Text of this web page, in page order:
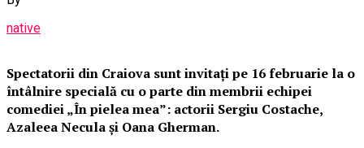
native
Spectatorii din Craiova sunt invitați pe 16 februarie la o
întâlnire specială cu o parte din membrii echipei
comediei „În pielea mea”: actorii Sergiu Costache,
Azaleea Necula și Oana Gherman.